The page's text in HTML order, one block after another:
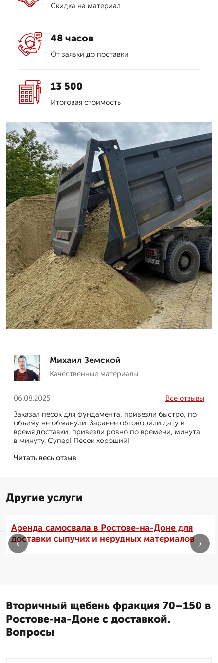
Скидка на материал
48 часов
От заявки до поставки
13 500
Итоговая стоимость
Михаил Земской
Качественные материалы
06.08.2025
Читать весь отзыв
Все отзывы
Заказал песок для фундамента, привезли быстро, по
объему не обманули. Заранее обговорили дату и
время доставки, привезли ровно по времени, минута
в минуту. Супер! Песок хороший!
Другие услуги
Аренда самосвала в Ростове-на-Доне для
доставки сыпучих и нерудных материалов
‹ ›
Вторичный щебень фракция 70–150 в
Ростове-на-Доне с доставкой.
Вопросы